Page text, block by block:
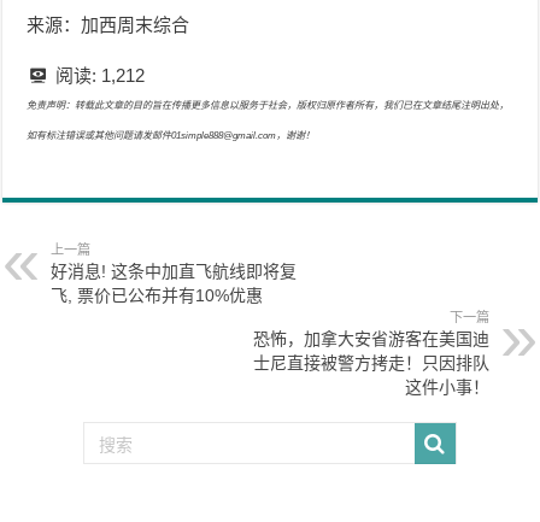
来源：加西周末综合
阅读: 1,212
免责声明：转载此文章的目的旨在传播更多信息以服务于社会，版权归原作者所有，我们已在文章结尾注明出处，
如有标注错误或其他问题请发邮件01simple888@gmail.com，谢谢！
上一篇
好消息! 这条中加直飞航线即将复
飞, 票价已公布并有10%优惠
下一篇
恐怖，加拿大安省游客在美国迪
士尼直接被警方拷走！只因排队
这件小事！